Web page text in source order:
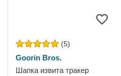
(5)
Goorin Bros.
Шапка извита тракер